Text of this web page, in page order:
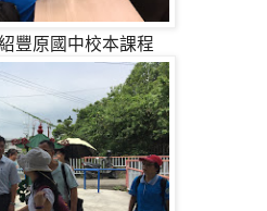
豐原國中校本課程